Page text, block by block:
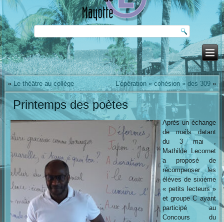
« Le théâtre au collège L’opération « cohésion » des 309»
Printemps des poètes
Après un échange
de mails datant
du 3 mai ,
Mathilde Lecornet
a proposé de
récompenser les
élèves de sixième
« petits lecteurs »
et groupe C ayant
participé au
Concours du